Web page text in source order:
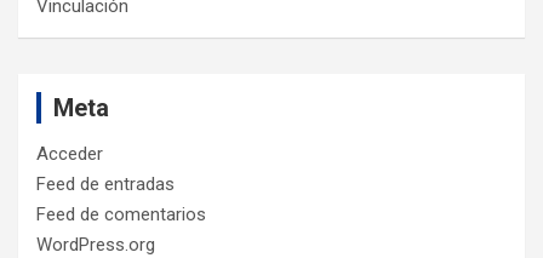
Vinculación
Meta
Acceder
Feed de entradas
Feed de comentarios
WordPress.org